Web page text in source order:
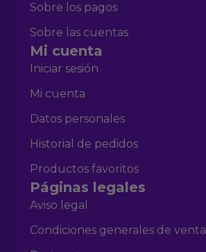
Sobre los pagos
Sobre las cuentas
Mi cuenta
Iniciar sesión
Mi cuenta
Datos personales
Historial de pedidos
Productos favoritos
Páginas legales
Aviso legal
Condiciones generales de venta